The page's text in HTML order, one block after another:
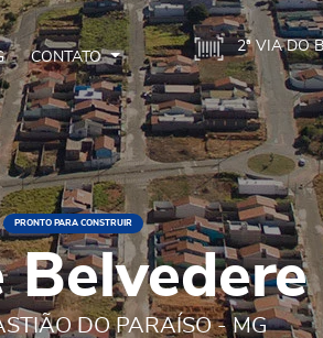
CONTATO
2ª VIA DO
PRONTO PARA CONSTRUIR
Belvedere
DO PARAÍSO - MG